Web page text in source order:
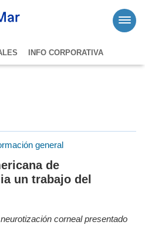
INFO CORPORATIVA
general
de
un trabajo del
corneal presentado